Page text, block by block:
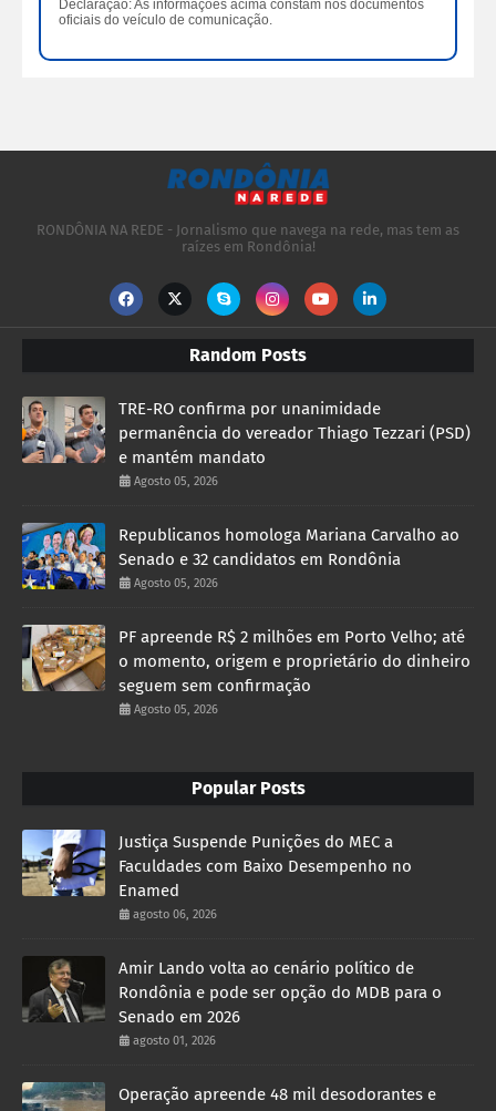
Declaração: As informações acima constam nos documentos
oficiais do veículo de comunicação.
RONDÔNIA NA REDE - Jornalismo que navega na rede, mas tem as
raízes em Rondônia!
Random Posts
TRE-RO confirma por unanimidade
permanência do vereador Thiago Tezzari (PSD)
e mantém mandato
Agosto 05, 2026
Republicanos homologa Mariana Carvalho ao
Senado e 32 candidatos em Rondônia
Agosto 05, 2026
PF apreende R$ 2 milhões em Porto Velho; até
o momento, origem e proprietário do dinheiro
seguem sem confirmação
Agosto 05, 2026
Popular Posts
Justiça Suspende Punições do MEC a
Faculdades com Baixo Desempenho no
Enamed
agosto 06, 2026
Amir Lando volta ao cenário político de
Rondônia e pode ser opção do MDB para o
Senado em 2026
agosto 01, 2026
Operação apreende 48 mil desodorantes e